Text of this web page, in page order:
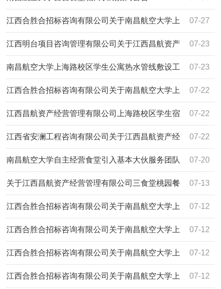
HSH2026ZJ061-D02）第二次谈判比选成交公告 07-27
江西合胜合招标咨询有限公司关于南昌航空大学上
海路学生食堂二楼监控设备采购项目（项目编
号:HSH2026ZJ062-D02）第二次谈判比选成交公告
07-23
江西明台项目咨询管理有限公司关于江西昌航资产
经营管理有限公司上海路校区学生宿舍空调采购安装项目竞
争性磋商采购公告
07-23
南昌航空大学上海路校区学生公寓热水管线敷设工
程采购公示表 07-22
江西合胜合招标咨询有限公司关于南昌航空大学上
海路学生食堂二楼桌椅采购项目（项目编号
HSH2026ZJ061-D02）第二次谈判比选公告
07-22
江西昌航资产经营管理有限公司上海路校区学生宿
舍收费洗衣机采购项目询比公告 07-22
江西省安澜工程咨询有限公司关于江西昌航资产经
营管理有限公司南昌航空大学2026年上海路校区改造学生宿
舍热水配套服务建设项目（项目编号：JXAL2026-F268）磋
商比选采购公告
07-20
南昌航空大学自主经营食堂引入基本大伙服务团队
项目比选公告 07-13
关于江西昌航资产经营管理有限公司三食堂桃园餐
厅108商铺招租项目（招标编号：JXYL2026-G0436）终止
公告
07-12
江西合胜合招标咨询有限公司关于南昌航空大学上
海路学生食堂二楼监控设备采购项目（项目编
号:HSH2026ZJ062）谈判比选公告
07-12
江西合胜合招标咨询有限公司关于南昌航空大学上
海路学生食堂二楼桌椅采购项目（项目编
号:HSH2026ZJ061）谈判比选公告
07-12
江西合胜合招标咨询有限公司关于南昌航空大学上
海路学生食堂二楼空调采购项目（项目编 07-12
江西合胜合招标咨询有限公司关于南昌航空大学上